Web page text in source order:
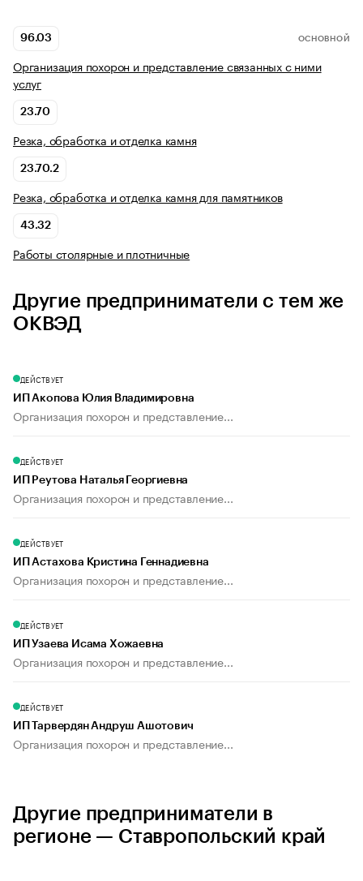
96.03 ОСНОВНОЙ
Организация похорон и представление связанных с ними
услуг
23.70
Резка, обработка и отделка камня
23.70.2
Резка, обработка и отделка камня для памятников
43.32
Работы столярные и плотничные
Другие предприниматели с тем же
ОКВЭД
ДЕЙСТВУЕТ
ИП Акопова Юлия Владимировна
Организация похорон и представление...
ДЕЙСТВУЕТ
ИП Реутова Наталья Георгиевна
Организация похорон и представление...
ДЕЙСТВУЕТ
ИП Астахова Кристина Геннадиевна
Организация похорон и представление...
ДЕЙСТВУЕТ
ИП Узаева Исама Хожаевна
Организация похорон и представление...
ДЕЙСТВУЕТ
ИП Тарвердян Андруш Ашотович
Организация похорон и представление...
Другие предприниматели в
регионе — Ставропольский край